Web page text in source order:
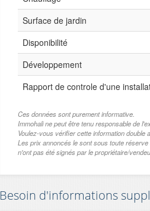
Surface de jardin
Disponibilité
Développement
Rapport de controle d'une
Ces données sont purement informative.
Immohali ne peut être tenu responsable de
Voulez-vous vérifier cette information double
Les prix annoncés le sont sous toute
n'ont pas été signés par le propriétaire/
Besoin d'informations